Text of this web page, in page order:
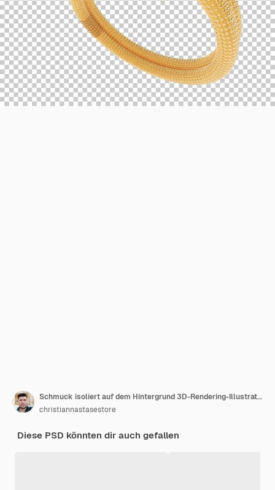
Schmuck isoliert auf dem Hintergrund 3D-Rendering-Illustration
christiannastasestore
Diese PSD könnten dir auch gefallen